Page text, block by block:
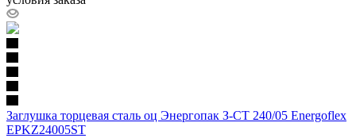
Заглушка торцевая сталь оц Энергопак З-СТ 240/05 Energoflex
EPKZ24005ST